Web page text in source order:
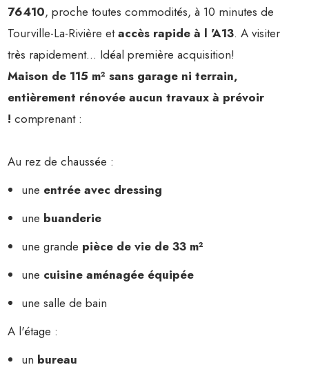
76410, proche toutes commodités, à 10 minutes de
Tourville-La-Rivière etaccès rapide à l 'A13. A visiter
très rapidement... Idéal première acquisition!
Maison de 115 m² sans garage ni terrain,
entièrement rénovée aucun travaux à prévoir
!comprenant :
Au rez de chaussée :
une entrée avec dressing
une buanderie
une grande pièce de vie de 33 m²
une cuisine aménagée équipée
une salle de bain
A l'étage :
un bureau